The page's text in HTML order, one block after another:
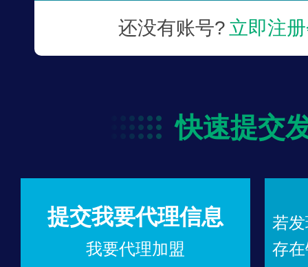
还没有账号? 立即注
快速提交
提交我要代理信息
我要代理加盟
若
存